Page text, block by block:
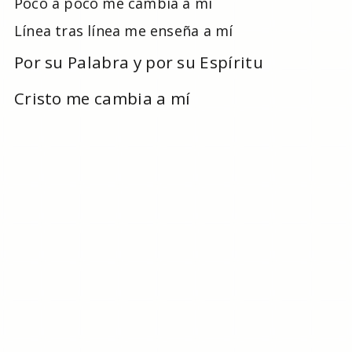
Línea tras línea me enseña a mí
Por su Palabra y por su Espíritu
Cristo me cambia a mí